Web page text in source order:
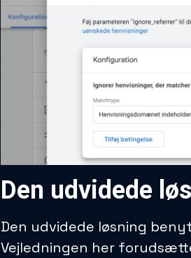
Den udvidede
Den udvidede løsning
Vejledningen her